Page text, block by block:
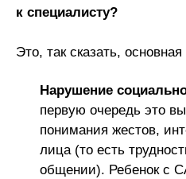
к специалисту?
Это, так сказать,
Нарушение
первую очередь это
понимания жестов,
лица (то есть
общении). Ребенок с